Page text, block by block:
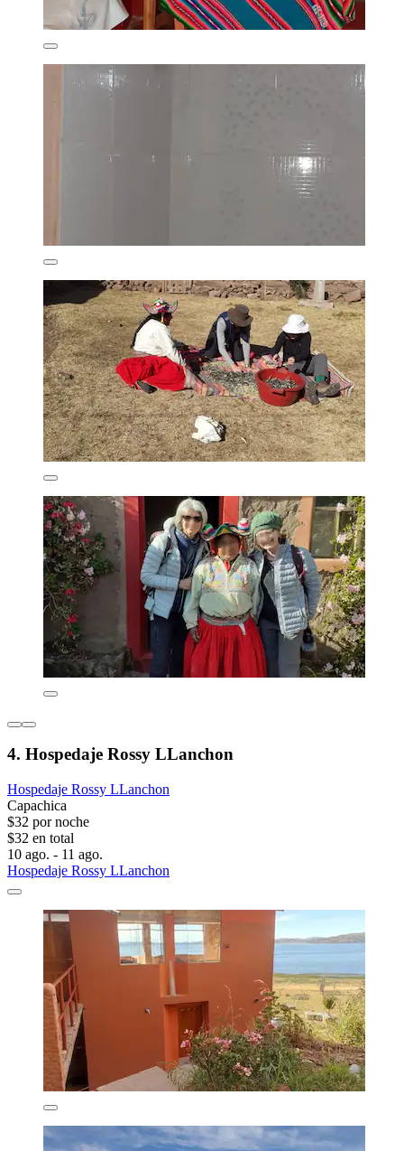
4. Hospedaje Rossy LLanchon
Hospedaje Rossy LLanchon
Capachica
$32 por noche
$32 en total
10 ago. - 11 ago.
Hospedaje Rossy LLanchon